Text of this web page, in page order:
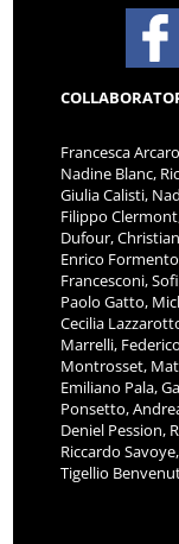
Francesca
Nadine Blanc,
Giulia Calisti,
Filippo
Dufour,
Enrico
Francesconi,
Paolo Gatto,
Cecilia
Marrelli,
Montrosset,
Emiliano Pala,
Ponsetto,
Deniel Pession,
Riccardo
Tigellio